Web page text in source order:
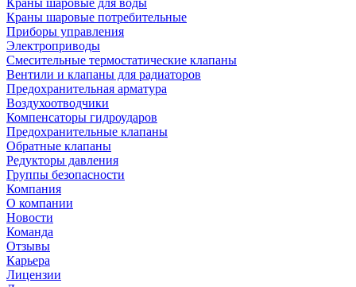
Краны шаровые для воды
Краны шаровые потребительные
Приборы управления
Электроприводы
Смесительные термостатические клапаны
Вентили и клапаны для радиаторов
Предохранительная арматура
Воздухоотводчики
Компенсаторы гидроударов
Предохранительные клапаны
Обратные клапаны
Редукторы давления
Группы безопасности
Компания
О компании
Новости
Команда
Отзывы
Карьера
Лицензии